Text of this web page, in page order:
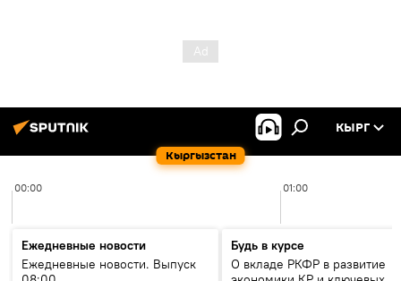
Кыргызстан
КЫРГ
00:00 01:00
Ежедневные новости
Ежедневные новости. Выпуск
Будь в курсе
О вкладе РКФР в развитие